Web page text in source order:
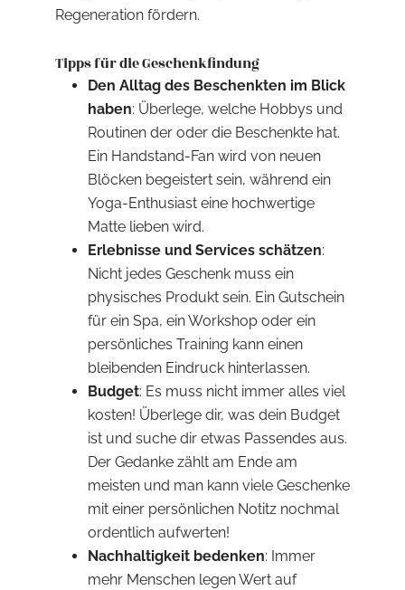
Regeneration fördern.
Tipps für die Geschenkfindung
Den Alltag des Beschenkten im Blick
haben: Überlege, welche Hobbys und
Routinen der oder die Beschenkte hat.
Ein Handstand-Fan wird von neuen
Blöcken begeistert sein, während ein
Yoga-Enthusiast eine hochwertige
Matte lieben wird.
Erlebnisse und Services schätzen:
Nicht jedes Geschenk muss ein
physisches Produkt sein. Ein Gutschein
für ein Spa, ein Workshop oder ein
persönliches Training kann einen
bleibenden Eindruck hinterlassen.
Budget: Es muss nicht immer alles viel
kosten! Überlege dir, was dein Budget
ist und suche dir etwas Passendes aus.
Der Gedanke zählt am Ende am
meisten und man kann viele Geschenke
mit einer persönlichen Notitz nochmal
ordentlich aufwerten!
Nachhaltigkeit bedenken: Immer
mehr Menschen legen Wert auf